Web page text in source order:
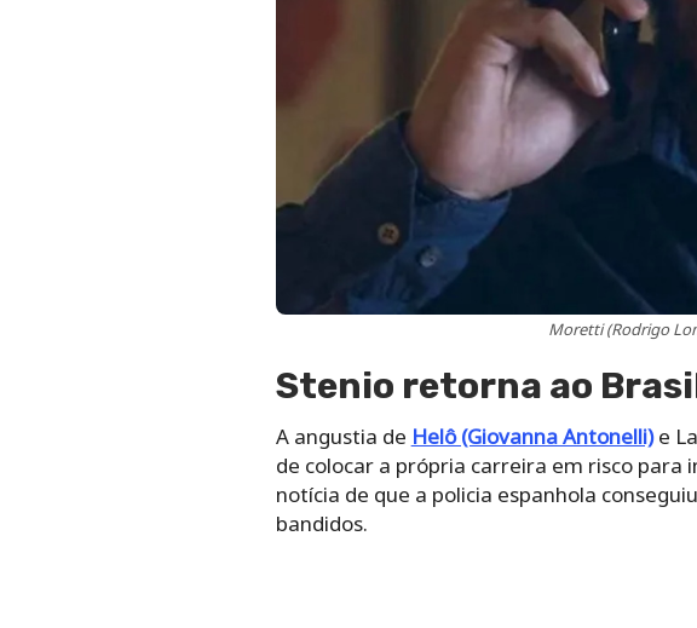
Moretti (Rodrigo
Stenio retorna ao
A angustia de Helô (Giovanna Antonelli)e
de colocar a própria carreira em risco para
notícia de que a policia espanhola
bandidos.